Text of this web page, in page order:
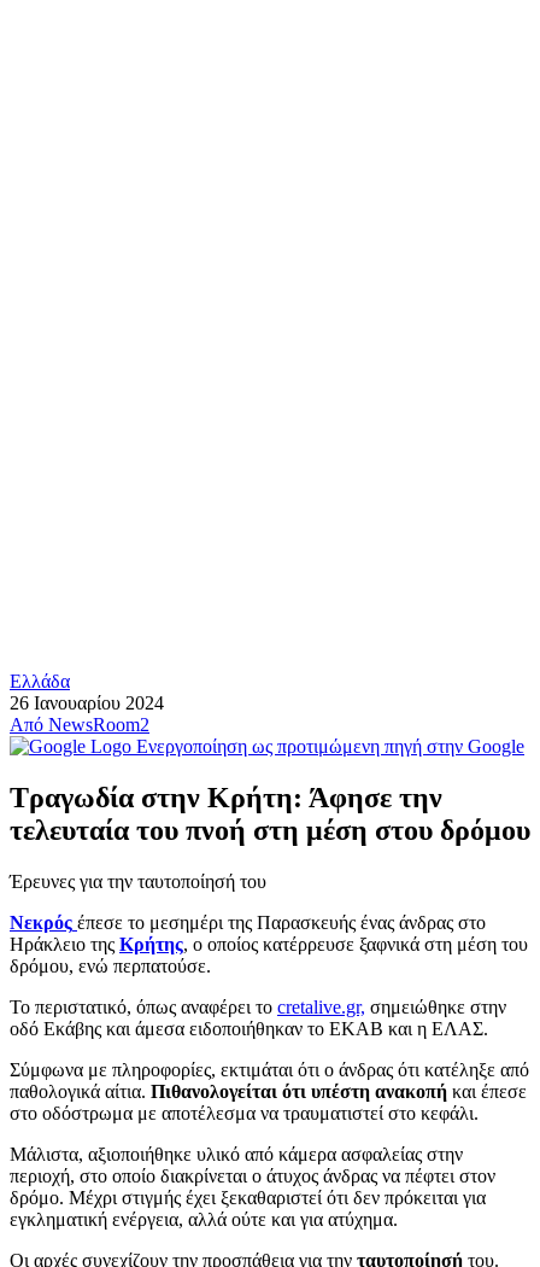
Ελλάδα
26 Ιανουαρίου 2024
Από NewsRoom2
Ενεργοποίηση ως προτιμώμενη πηγή στην Google
Τραγωδία στην Κρήτη: Άφησε την
τελευταία του πνοή στη μέση στου δρόμου
Έρευνες για την ταυτοποίησή του
Νεκρός έπεσε το μεσημέρι της Παρασκευής ένας άνδρας στο
Ηράκλειο της Κρήτης, ο οποίος κατέρρευσε ξαφνικά στη μέση του
δρόμου, ενώ περπατούσε.
Το περιστατικό, όπως αναφέρει το cretalive.gr, σημειώθηκε στην
οδό Εκάβης και άμεσα ειδοποιήθηκαν το ΕΚΑΒ και η ΕΛΑΣ.
Σύμφωνα με πληροφορίες, εκτιμάται ότι ο άνδρας ότι κατέληξε από
παθολογικά αίτια. Πιθανολογείται ότι υπέστη ανακοπή και έπεσε
στο οδόστρωμα με αποτέλεσμα να τραυματιστεί στο κεφάλι.
Μάλιστα, αξιοποιήθηκε υλικό από κάμερα ασφαλείας στην
περιοχή, στο οποίο διακρίνεται ο άτυχος άνδρας να πέφτει στον
δρόμο. Μέχρι στιγμής έχει ξεκαθαριστεί ότι δεν πρόκειται για
εγκληματική ενέργεια, αλλά ούτε και για ατύχημα.
Οι αρχές συνεχίζουν την προσπάθεια για την ταυτοποίησή του.